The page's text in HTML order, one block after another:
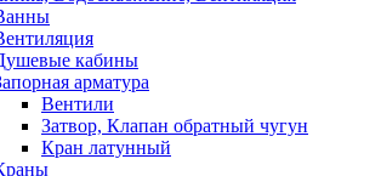
кабины
арматура
Вентили
Затвор, Клапан обратный чугун
Кран латунный